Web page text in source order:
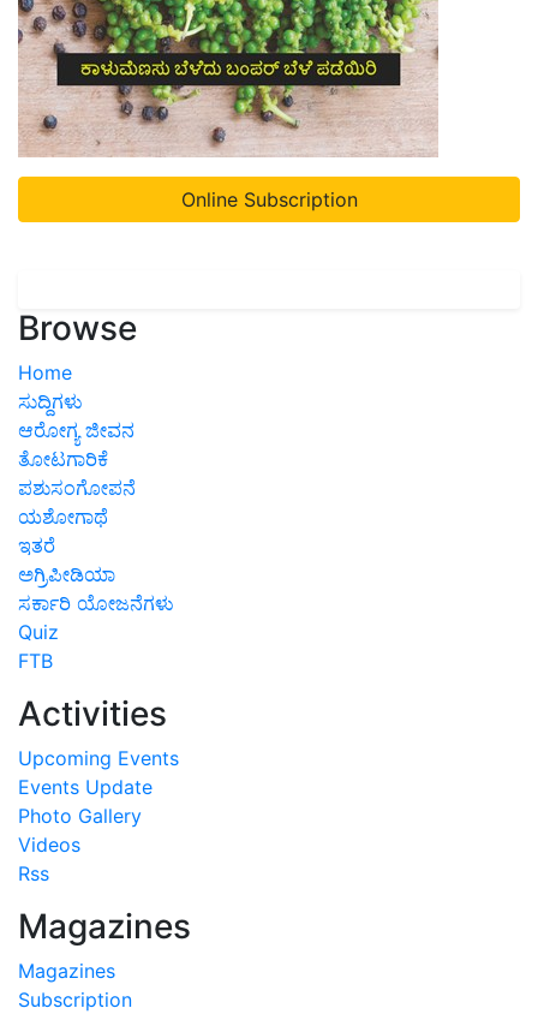
Online Subscription
Browse
Home
ಸುದ್ದಿಗಳು
ಆರೋಗ್ಯ ಜೀವನ
ತೋಟಗಾರಿಕೆ
ಪಶುಸಂಗೋಪನೆ
ಯಶೋಗಾಥೆ
ಇತರೆ
ಅಗ್ರಿಪೀಡಿಯಾ
ಸರ್ಕಾರಿ ಯೋಜನೆಗಳು
Quiz
FTB
Activities
Upcoming Events
Events Update
Photo Gallery
Videos
Rss
Magazines
Magazines
Subscription